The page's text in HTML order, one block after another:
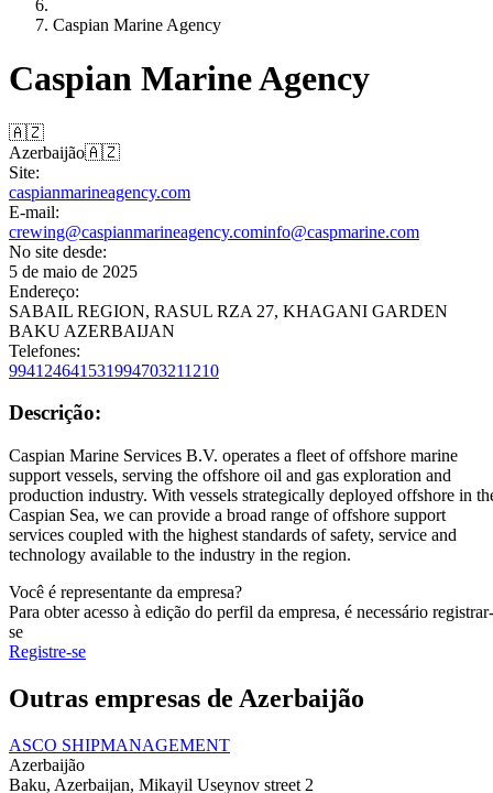
Caspian Marine Agency
Caspian Marine Agency
🇦🇿
Azerbaijão🇦🇿
Site:
caspianmarineagency.com
E-mail:
crewing@caspianmarineagency.cominfo@caspmarine.com
No site desde:
5 de maio de 2025
Endereço:
SABAIL REGION, RASUL RZA 27, KHAGANI GARDEN
BAKU AZERBAIJAN
Telefones:
994124641531994703211210
Descrição:
Caspian Marine Services B.V. operates a fleet of offshore marine
support vessels, serving the offshore oil and gas exploration and
production industry. With vessels strategically deployed offshore in
Caspian Sea, we can provide a broad range of offshore support
services coupled with the highest standards of safety, service and
technology available to the industry in the region.
Você é representante da empresa?
Para obter acesso à edição do perfil da empresa, é necessário registrar-
se
Registre-se
Outras empresas de Azerbaijão
ASCO SHIPMANAGEMENT
Azerbaijão
Baku, Azerbaijan, Mikayil Useynov street 2